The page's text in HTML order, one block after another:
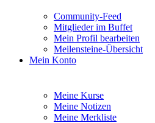
Community-Feed
Mitglieder im Buffet
Mein Profil bearbeiten
Meilensteine-Übersicht
Mein Konto
Meine Kurse
Meine Notizen
Meine Merkliste